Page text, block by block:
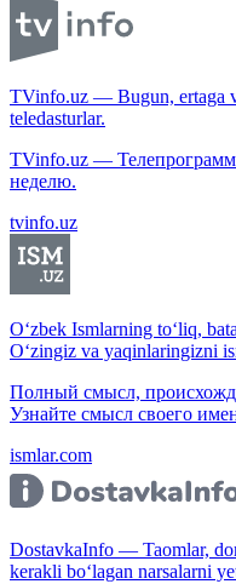
TVinfo.uz — Bugun, ertaga
teledasturlar.
TVinfo.uz —
неделю.
tvinfo.uz
O‘zbek Ismlarning to‘liq,
O‘zingiz va yaqinlaringizni
Полный смысл,
Узнайте смысл своего
ismlar.com
DostavkaInfo — Taomlar,
kerakli bo‘lagan narsalarni